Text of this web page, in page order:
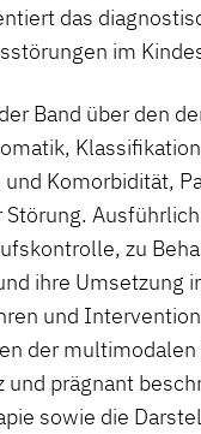
das
im
Band über den
Komorbidität,
Störung.
zu
ihre Umsetzung
und
der
und prägnant
sowie die